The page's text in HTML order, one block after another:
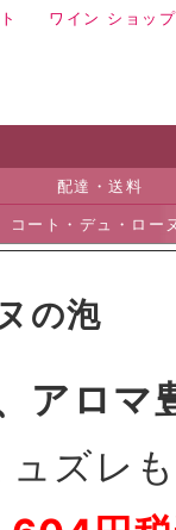
ワイン ショップ
配達・送料
コート・デュ・ロー
の泡
アロマ
ズレも